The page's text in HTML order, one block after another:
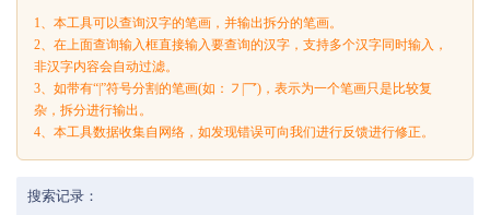
1、本工具可以查询汉字的笔画，并输出拆分的笔画。
2、在上面查询输入框直接输入要查询的汉字，支持多个汉字同时输入，
非汉字内容会自动过滤。
3、如带有“|”符号分割的笔画(如：㇇|乛)，表示为一个笔画只是比较复
杂，拆分进行输出。
4、本工具数据收集自网络，如发现错误可向我们进行反馈进行修正。
搜索记录：